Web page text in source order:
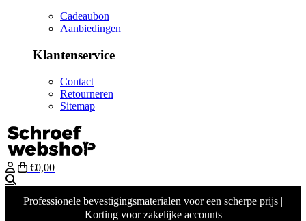
Cadeaubon
Aanbiedingen
Klantenservice
Contact
Retourneren
Sitemap
€0,00
Professionele bevestigingsmaterialen voor een scherpe prijs |
Korting voor zakelijke accounts